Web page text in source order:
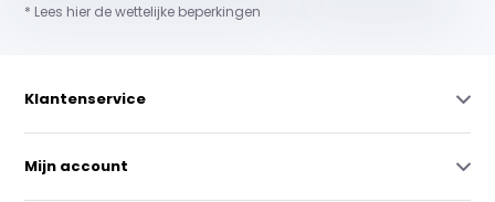
* Lees hier de wettelijke beperkingen
Klantenservice
Mijn account